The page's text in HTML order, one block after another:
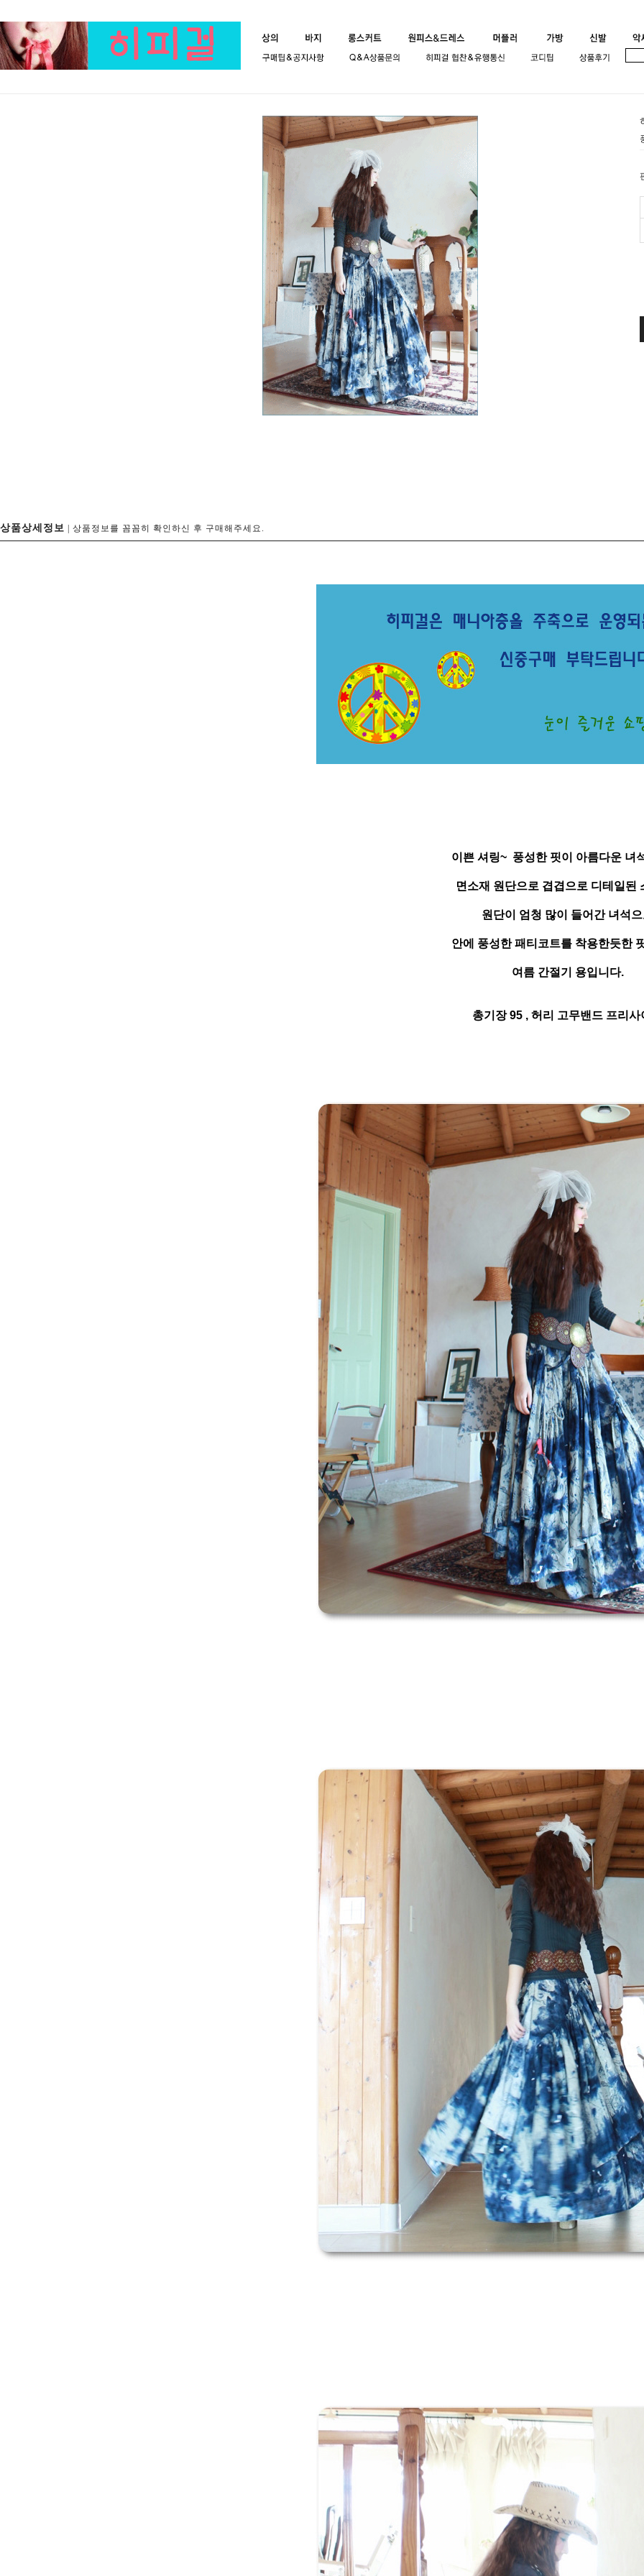
상품상세정보 | 상품정보를 꼼꼼히 확인하신 후 구매해주세요.
이쁜 셔링~ 풍성한 핏이 아름다운 녀
면소재 원단으로 겹겹으로 디테일된
원단이 엄청 많이 들어간 녀석
안에 풍성한 패티코트를 착용한듯한
여름 간절기 용입니다.
총기장 95 , 허리 고무밴드 프리사